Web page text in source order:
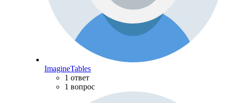
ImagineTables
1 ответ
1 вопрос